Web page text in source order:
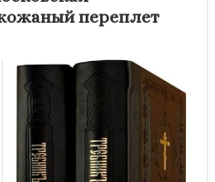
переплет